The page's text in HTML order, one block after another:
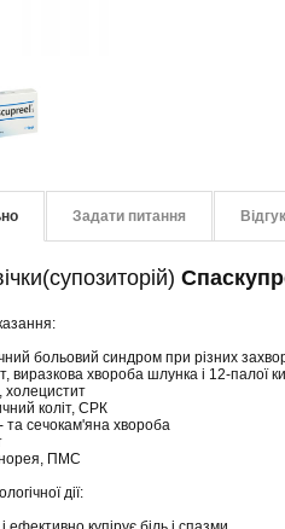
Задати питання
больовий синдром при різних
виразкова хвороба шлунка і 12-палої
коліт, СРК
та сечокам'яна хвороба
ПМС
дії: